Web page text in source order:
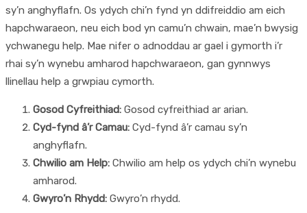
sy’n anghyflafn. Os ydych chi’n fynd yn ddifreiddio am eich
hapchwaraeon, neu eich bod yn camu’n chwain, mae’n bwysig
ychwanegu help. Mae nifer o adnoddau ar gael i gymorth i’r
rhai sy’n wynebu amharod hapchwaraeon, gan gynnwys
llinellau help a grwpiau cymorth.
Gosod Cyfreithiad: Gosod cyfreithiad ar arian.
Cyd-fynd â’r Camau: Cyd-fynd â’r camau sy’n
anghyflafn.
Chwilio am Help: Chwilio am help os ydych chi’n wynebu
amharod.
Gwyro’n Rhydd: Gwyro’n rhydd.